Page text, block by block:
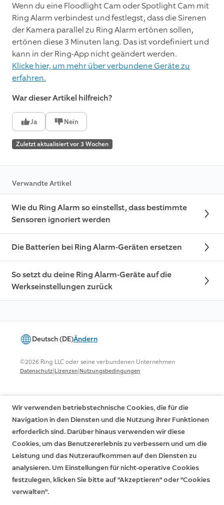
Wenn du eine Floodlight Cam oder Spotlight Cam mit
Ring Alarm verbindest und festlegst, dass die Sirenen
der Kamera parallel zu Ring Alarm ertönen sollen,
ertönen diese 3 Minuten lang. Das ist vordefiniert und
kann in der Ring-App nicht geändert werden.
Klicke hier, um mehr über verbundene Geräte zu
erfahren.
War dieser Artikel hilfreich?
Ja Nein
Zuletzt aktualisiert vor 3 Wochen
Verwandte Artikel
Wie du Ring Alarm so einstellst, dass bestimmte
Sensoren ignoriert werden
Die Batterien bei Ring Alarm-Geräten ersetzen
So setzt du deine Ring Alarm-Geräte auf die
Werkseinstellungen zurück
Deutsch (DE)Ändern
©2026 Ring LLC oder seine verbundenen Unternehmen
Datenschutz|Lizenzen|Nutzungsbedingungen
Wir verwenden betriebstechnische Cookies, die für die
Navigation in den Diensten und die Nutzung ihrer Funktionen
erforderlich sind. Darüber hinaus verwenden wir diese
Cookies, um das Benutzererlebnis zu verbessern und um die
Leistung und das Nutzeraufkommen auf den Diensten zu
analysieren. Um Einstellungen für nicht-operative Cookies
festzulegen, klicken Sie bitte auf "Akzeptieren" oder "Cookies
verwalten".